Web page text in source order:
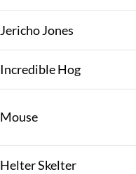
Jericho Jones
Incredible Hog
Mouse
Helter Skelter